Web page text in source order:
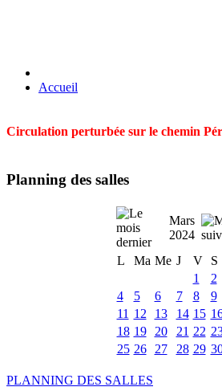
Accueil
Circulation perturbée sur le chemin
Planning des salles
Mars
2024
L
Ma Me J V S
1
2
4
5 6 7 8 9
11 12 13 14 15
18 19 20 21 22
25 26 27 28 29
PLANNING DES SALLES